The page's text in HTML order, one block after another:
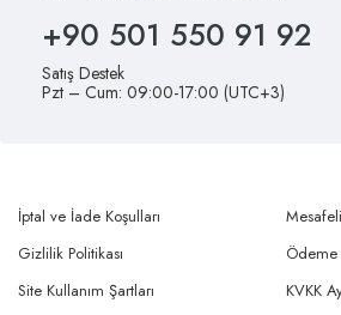
+90 501 550 91 92
Satış Destek
Pzt – Cum: 09:00-17:00 (UTC+3)
İptal ve İade Koşulları
Gizlilik Politikası
Site Kullanım Şartları
KVKK